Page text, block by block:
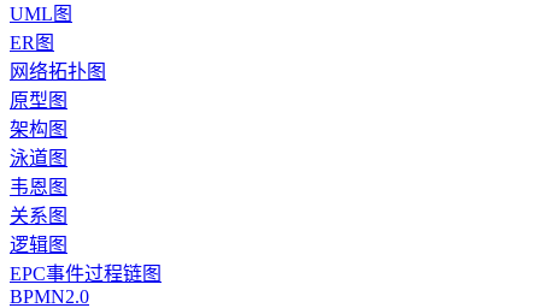
UML图
ER图
网络拓扑图
原型图
架构图
泳道图
韦恩图
关系图
逻辑图
EPC事件过程链图
BPMN2.0